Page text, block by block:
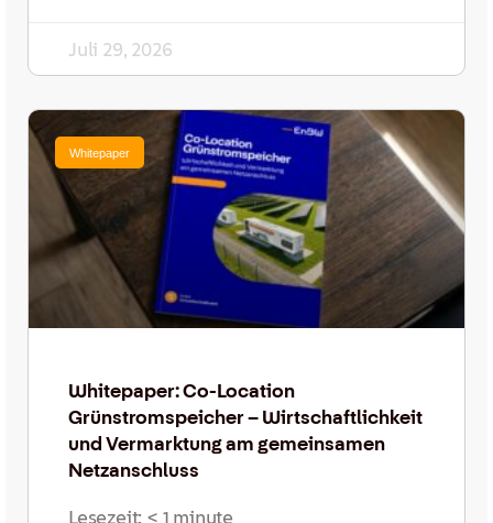
Juli 29, 2026
Whitepaper
Whitepaper: Co-Location
Grünstromspeicher – Wirtschaftlichkeit
und Vermarktung am gemeinsamen
Netzanschluss
Lesezeit: < 1 minute